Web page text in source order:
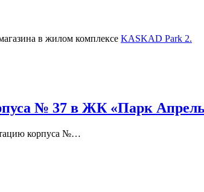
в жилом комплексе KASKAD Park 2.
№ 37 в ЖК «Парк
корпуса №…